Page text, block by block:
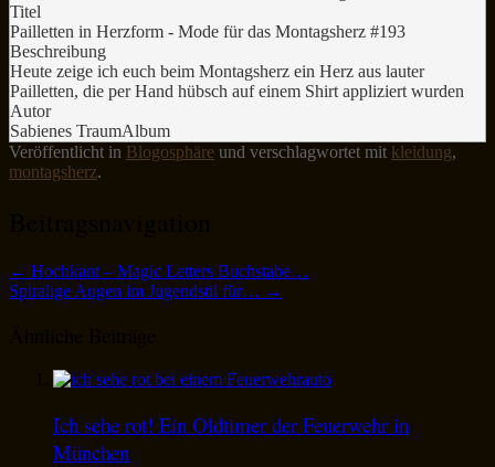
Titel
Pailletten in Herzform - Mode für das Montagsherz #193
Beschreibung
Heute zeige ich euch beim Montagsherz ein Herz aus lauter
Pailletten, die per Hand hübsch auf einem Shirt appliziert wurden
Autor
Sabienes TraumAlbum
Veröffentlicht in Blogosphäre und verschlagwortet mit kleidung,
montagsherz.
← Hochkant – Magic Letters Buchstabe…
Spiralige Augen im Jugendstil für… →
Ich sehe rot! Ein Oldtimer der Feuerwehr in
München